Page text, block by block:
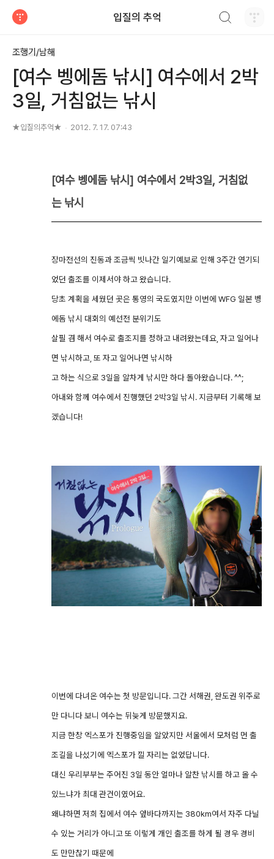
입질의 추억
조행기/남해
[여수 벵에돔 낚시] 여수에서 2박
3일, 거침없는 낚시
★입질의추억★ 2012. 7. 17. 07:43
[여수 벵에돔 낚시] 여수에서 2박3일, 거침없
는 낚시
장마전선의 진동과 조금씩 빗나간 일기예보로 인해 3주간 연기되
었던 출조를 이제서야 하고 왔습니다.
당초 계획을 세웠던 곳은 통영의 국도였지만 이번에 WFG 일본 벵
에돔 낚시 대회의 예선전 분위기도
살필 겸 해서 여수로 출조지를 정하고 내려왔는데요, 자고 일어나
면 낚시하고, 또 자고 일어나면 낚시하
고 하는 식으로 3일을 알차게 낚시만 하다 돌아왔습니다. ^^;
아내와 함께 여수에서 진행했던 2박3일 낚시. 지금부터 기록해 보
겠습니다!
이번에 다녀온 여수는 첫 방문입니다. 그간 서해권, 완도권 위주로
만 다니다 보니 여수는 뒤늦게 방문했지요.
지금 한창 엑스포가 진행중임을 알았지만 서울에서 모처럼 먼 출
조길을 나섰기에 엑스포가 낄 자리는 없었답니다.
대신 우리부부는 주어진 3일 동안 얼마나 알찬 낚시를 하고 올 수
있느냐가 최대 관건이였어요.
왜냐하면 저희 집에서 여수 앞바다까지는 380km여서 자주 다닐
수 있는 거리가 아니고 또 이렇게 개인 출조를 하게 될 경우 경비
도 만만찮기 때문에